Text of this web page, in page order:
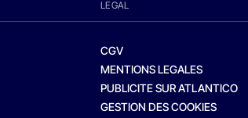
LEGAL
CGV
MENTIONS LEGALES
PUBLICITE SUR ATLANTICO
GESTION DES COOKIES